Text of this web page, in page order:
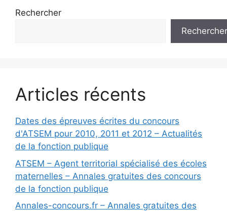
Rechercher
Rechercher
Articles récents
Dates des épreuves écrites du concours
d'ATSEM pour 2010, 2011 et 2012 – Actualités
de la fonction publique
ATSEM – Agent territorial spécialisé des écoles
maternelles – Annales gratuites des concours
de la fonction publique
Annales-concours.fr – Annales gratuites des